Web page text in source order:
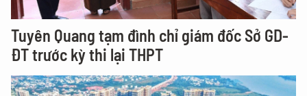
Tuyên Quang tạm đình chỉ giám đốc Sở GD-
ĐT trước kỳ thi lại THPT